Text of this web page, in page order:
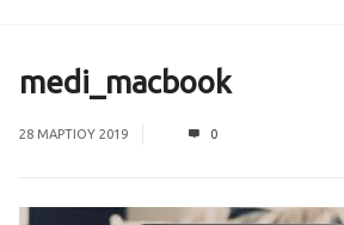
medi_macbook
28 ΜΑΡΤΊΟΥ 2019 0